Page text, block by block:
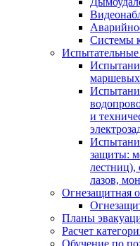
Системы
маршевых
и
защиты:
лестниц),
лазов,
Огнезащитная
Планы
Расчет
Обучение по